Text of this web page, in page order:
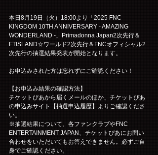
本日8月19日（火）18:00より「2025 FNC
KINGDOM 10TH ANNIVERSARY - AMAZING
WONDERLAND -」Primadonna Japan2次先行＆
FTISLAND☆ワールド2次先行＆FNCオフィシャル2
次先行の抽選結果発表が開始となります。
お申込みされた方は忘れずにご確認ください！
【お申込み結果の確認方法】
チケットぴあから届くメールのほか、チケットぴあ
の申込みサイト【抽選申込履歴】よりご確認くださ
い。
※抽選結果について、各ファンクラブやFNC
ENTERTAINMENT JAPAN、チケットぴあにお問い
合わせをいただいてもお答えできません。必ずご自
身でご確認ください。